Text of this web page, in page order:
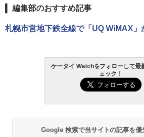
編集部のおすすめ記事
札幌市営地下鉄全線で「UQ WiMAX」
ケータイ Watchをフォローして最
ェック！
Google 検索で当サイトの記事を優